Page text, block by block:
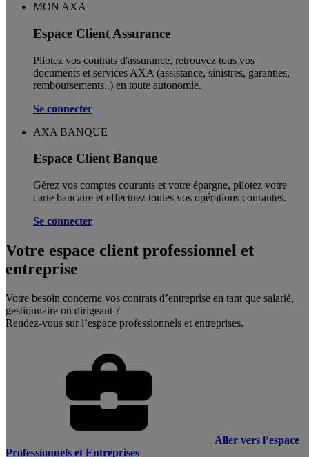
MON AXA
Espace Client Assurance
Pilotez vos contrats d'assurance, retrouvez tous vos
documents et services AXA (assistance, sinistres, garanties,
remboursements..) en toute autonomie. ​
Se connecter
AXA BANQUE
Espace Client Banque
Gérez vos comptes courants et votre épargne, pilotez votre
carte bancaire et effectuez toutes vos opérations courantes.
Se connecter
Votre espace client professionnel et
entreprise
Votre besoin concerne vos contrats d’entreprise en tant que salarié,
gestionnaire ou dirigeant ?
Rendez-vous sur l’espace professionnels et entreprises.
Aller vers l’espace
Professionnels et Entreprises